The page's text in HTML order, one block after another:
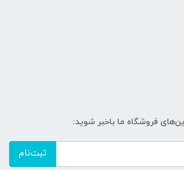
فروشگاه ما باخبر شوید:
ثبت‌نام